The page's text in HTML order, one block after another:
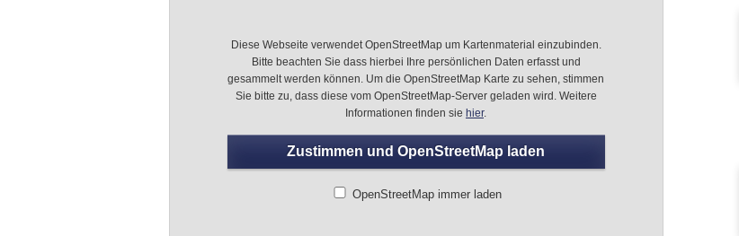
Diese Webseite verwendet OpenStreetMap um Kartenmaterial einzubinden.
Bitte beachten Sie dass hierbei Ihre persönlichen Daten erfasst und
gesammelt werden können. Um die OpenStreetMap Karte zu sehen, stimmen
Sie bitte zu, dass diese vom OpenStreetMap-Server geladen wird. Weitere
Informationen finden sie hier.
Zustimmen und OpenStreetMap laden
OpenStreetMap immer laden